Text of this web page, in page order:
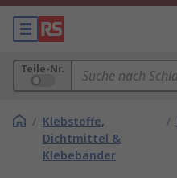
Teile-Nr.
/ Klebstoffe,
Dichtmittel &
Klebebänder
/